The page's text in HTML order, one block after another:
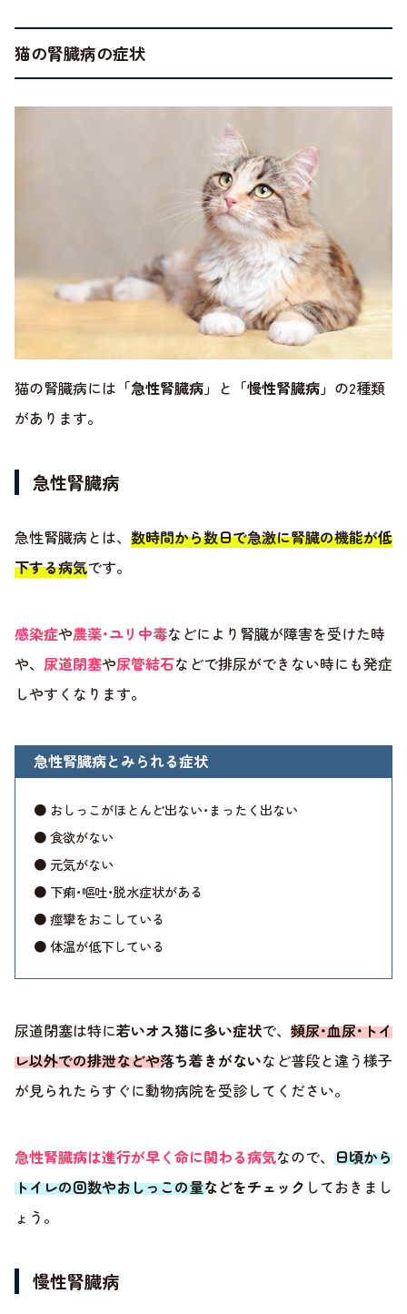
猫の腎臓病の症状
猫の腎臓病には 「急性腎臓病」 と 「慢性腎臓病」 の2種類
があります。
急性腎臓病
急性腎臓病とは、 数時間から数日で急激に腎臓の機能が低
下する病気です。
感染症や農薬･ユリ中毒などにより腎臓が障害を受けた時
や、 尿道閉塞や尿管結石などで排尿ができない時にも発症
しやすくなります。
急性腎臓病とみられる症状
● おしっこがほとんど出ない･まったく出ない
● 食欲がない
● 元気がない
● 下痢･嘔吐･脱水症状がある
● 痙攣をおこしている
● 体温が低下している
尿道閉塞は特に若いオス猫に多い症状で、 頻尿･血尿･トイ
レ以外での排泄などや落ち着きがないなど普段と違う様子
が見られたらすぐに動物病院を受診してください。
急性腎臓病は進行が早く命に関わる病気なので、 日頃から
トイレの回数やおしっこの量などをチェック しておきまし
ょう。
慢性腎臓病